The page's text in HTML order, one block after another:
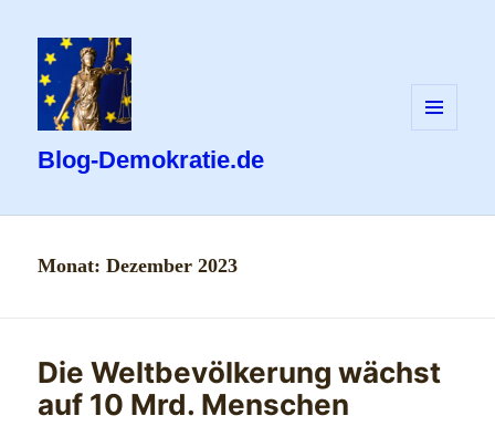
Blog-Demokratie.de
Monat:Dezember 2023
Die Weltbevölkerung wächst
auf 10 Mrd. Menschen